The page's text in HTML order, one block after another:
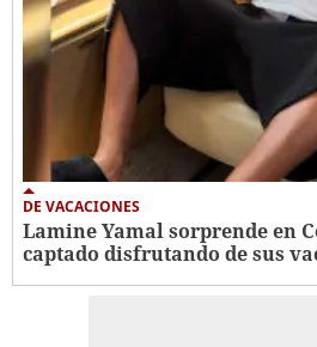
DE VACACIONES
Lamine Yamal sorprende en
captado disfrutando de sus